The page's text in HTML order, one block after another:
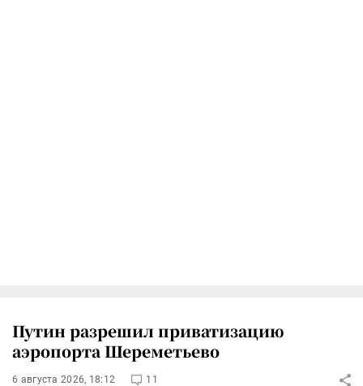
Путин разрешил приватизацию
аэропорта Шереметьево
6 августа 2026, 18:12 11